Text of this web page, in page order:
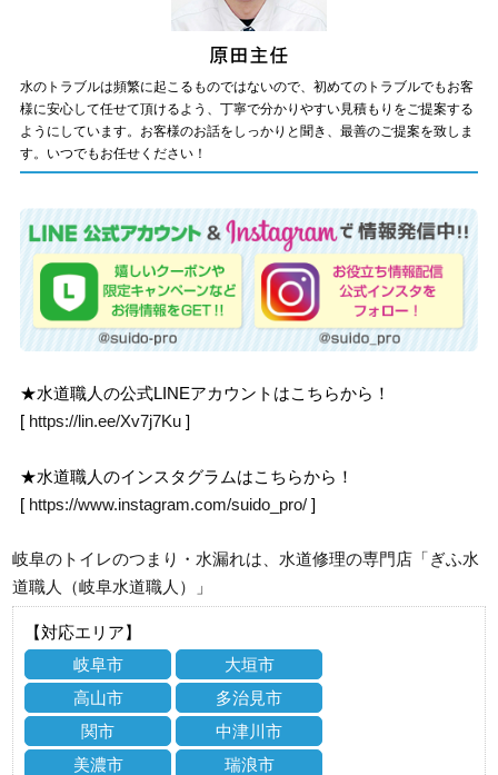
水のトラブルは頻繁に起こるものではないので、初めてのトラブルでもお客
様に安心して任せて頂けるよう、丁寧で分かりやすい見積もりをご提案する
ようにしています。お客様のお話をしっかりと聞き、最善のご提案を致しま
す。いつでもお任せください！
★水道職人の公式LINEアカウントはこちらから！
[ https://lin.ee/Xv7j7Ku ]
★水道職人のインスタグラムはこちらから！
[ https://www.instagram.com/suido_pro/ ]
岐阜のトイレのつまり・水漏れは、水道修理の専門店「ぎふ水
道職人（岐阜水道職人）」
【対応エリア】
岐阜市
大垣市
高山市
多治見市
関市
中津川市
美濃市
瑞浪市